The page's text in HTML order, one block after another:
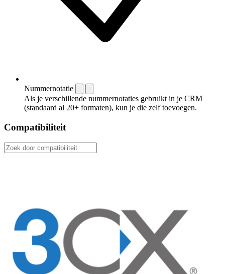
Nummernotatie
Als je verschillende nummernotaties gebruikt in je CRM
(standaard al 20+ formaten), kun je die zelf toevoegen.
Compatibiliteit